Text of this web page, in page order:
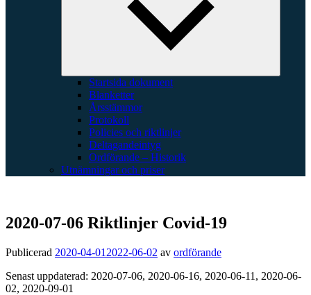
Startsida dokument
Blanketter
Årsstämmor
Protokoll
Policies och riktlinjer
Deltagandeintyg
Ordförande – Historik
Utnämningar och priser
2020-07-06 Riktlinjer Covid-19
Publicerad 2020-04-01 2022-06-02 av ordförande
Senast uppdaterad: 2020-07-06, 2020-06-16, 2020-06-11, 2020-06-
02, 2020-09-01